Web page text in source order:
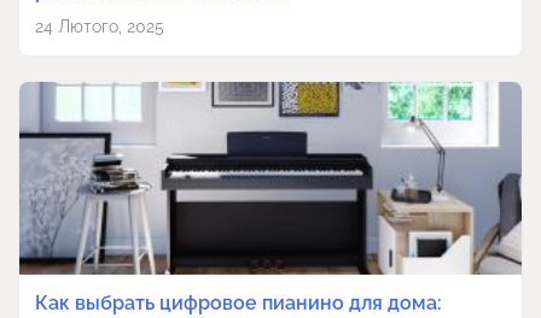
24 Лютого, 2025
Как выбрать цифровое пианино для дома: